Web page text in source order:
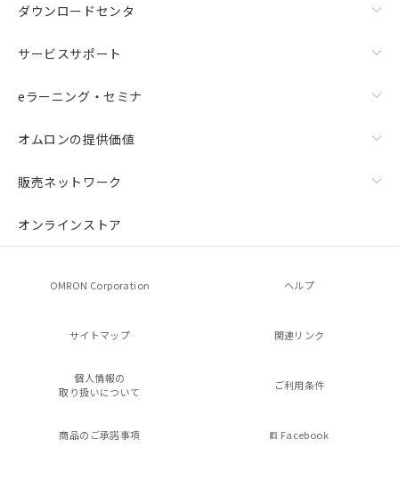
ダウンロードセンタ
サービスサポート
eラーニング・セミナ
オムロンの提供価値
販売ネットワーク
オンラインストア
OMRON Corporation ヘルプ
サイトマップ 関連リンク
個人情報の
取り扱いについて
ご利用条件
商品のご承諾事項 Facebook